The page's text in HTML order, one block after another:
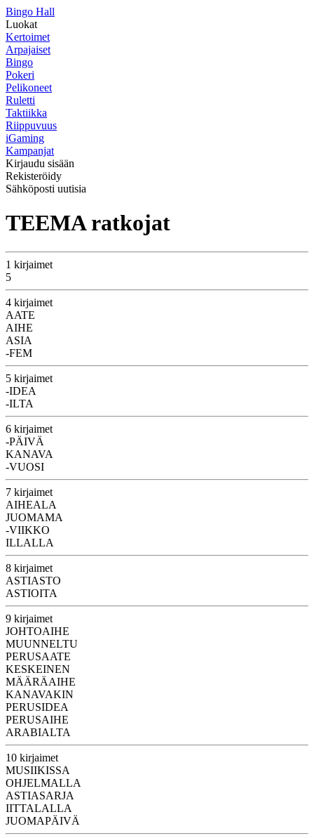
Bingo Hall
Luokat
Kertoimet
Arpajaiset
Bingo
Pokeri
Pelikoneet
Ruletti
Taktiikka
Riippuvuus
iGaming
Kampanjat
Kirjaudu sisään
Rekisteröidy
Sähköposti uutisia
TEEMA ratkojat
1 kirjaimet
5
4 kirjaimet
AATE
AIHE
ASIA
-FEM
5 kirjaimet
-IDEA
-ILTA
6 kirjaimet
-PÄIVÄ
KANAVA
-VUOSI
7 kirjaimet
AIHEALA
JUOMAMA
-VIIKKO
ILLALLA
8 kirjaimet
ASTIASTO
ASTIOITA
9 kirjaimet
JOHTOAIHE
MUUNNELTU
PERUSAATE
KESKEINEN
MÄÄRÄAIHE
KANAVAKIN
PERUSIDEA
PERUSAIHE
ARABIALTA
10 kirjaimet
MUSIIKISSA
OHJELMALLA
ASTIASARJA
IITTALALLA
JUOMAPÄIVÄ